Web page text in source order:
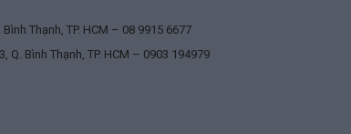
Thạnh, TP. HCM – 08 9915 6677
Q. Bình Thạnh, TP. HCM – 0903 194979